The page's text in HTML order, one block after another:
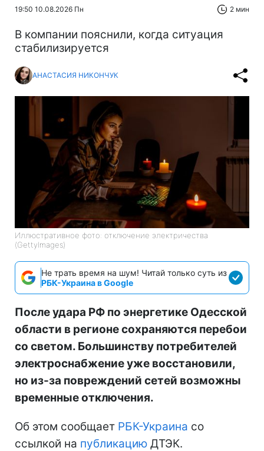
19:50 10.08.2026 Пн 2 мин
В компании пояснили, когда ситуация
стабилизируется
АНАСТАСИЯ НИКОНЧУК
Иллюстративное фото: отключение электричества
(GettyImages)
Не трать время на шум! Читай только суть из
РБК-Украина в Google
После удара РФ по энергетике Одесской
области в регионе сохраняются перебои
со светом. Большинству потребителей
электроснабжение уже восстановили,
но из-за повреждений сетей возможны
временные отключения.
Об этом сообщает РБК-Украина со
ссылкой на публикацию ДТЭК.